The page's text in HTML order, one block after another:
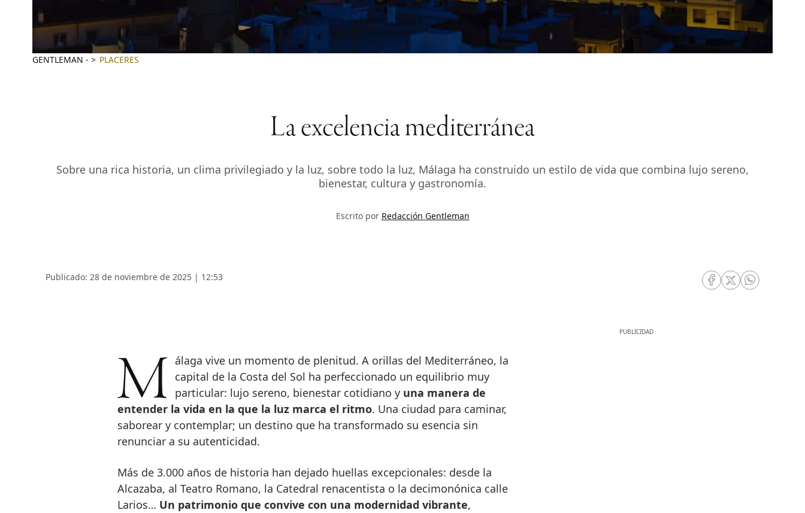
GENTLEMAN - PLACERES
La excelencia mediterránea
Sobre una rica historia, un clima privilegiado y la luz, sobre todo la luz, Málaga ha construido un estilo de vida que combina lujo sereno,
bienestar, cultura y gastronomía.
Escrito por Redacción Gentleman
Publicado: 28 de noviembre de 2025 | 12:53
RRSS Facebook
RRSS Twitter
RRSS
Málaga vive un momento de plenitud. A orillas del Mediterráneo, la
capital de la Costa del Sol ha perfeccionado un equilibrio muy
particular: lujo sereno, bienestar cotidiano yuna manera de
entender la vida en la que la luz marca el ritmo. Una ciudad para caminar,
saborear y contemplar; un destino que ha transformado su esencia sin
renunciar a su autenticidad.
Más de 3.000 años de historia han dejado huellas excepcionales: desde la
Alcazaba, al Teatro Romano, la Catedral renacentista o la decimonónica calle
Larios… Un patrimonio que convive con una modernidad vibrante,